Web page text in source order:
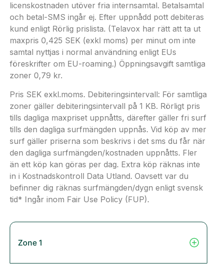
licenskostnaden utöver fria internsamtal. Betalsamtal
och betal-SMS ingår ej. Efter uppnådd pott debiteras
kund enligt Rörlig prislista. (Telavox har rätt att ta ut
maxpris 0,425 SEK (exkl moms) per minut om inte
samtal nyttjas i normal användning enligt EUs
föreskrifter om EU-roaming.) Öppningsavgift samtliga
zoner 0,79 kr.
Pris SEK exkl.moms. Debiteringsintervall: För samtliga
zoner gäller debiteringsintervall på 1 KB. Rörligt pris
tills dagliga maxpriset uppnåtts, därefter gäller fri surf
tills den dagliga surfmängden uppnås. Vid köp av mer
surf gäller priserna som beskrivs i det sms du får när
den dagliga surfmängden/kostnaden uppnåtts. Fler
än ett köp kan göras per dag. Extra köp räknas inte
in i Kostnadskontroll Data Utland. Oavsett var du
befinner dig räknas surfmängden/dygn enligt svensk
tid* Ingår inom Fair Use Policy (FUP).
Zone 1